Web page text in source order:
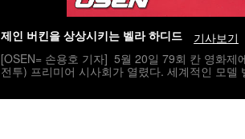
제인 버킨을 상상시키는 벨라 하디드
기사보기
[OSEN= 손용호 기자] 5월 20일 79회 칸 영화제
전투) 프리미어 시사회가 열렸다. 세계적인 모델
진=게티이미지